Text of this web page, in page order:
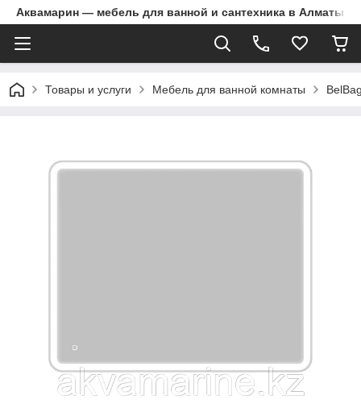
Аквамарин — мебель для ванной и сантехника в Алматы |
Товары и услуги Мебель для ванной комнаты